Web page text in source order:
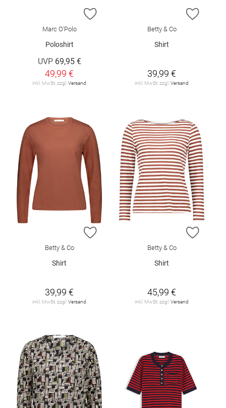
ZUR WUNSCHLISTE HINZUFÜGEN
Marc O'Polo
Poloshirt
UVP 69,95 €
49,99 €
inkl. MwSt. zzgl.Versand
ZUR
Betty & Co
Shirt
39,99 €
inkl. MwSt. zzgl.Versand
ZUR WUNSCHLISTE HINZUFÜGEN
Betty & Co
Shirt
39,99 €
inkl. MwSt. zzgl.Versand
ZUR
Betty & Co
Shirt
45,99 €
inkl. MwSt. zzgl.Versand